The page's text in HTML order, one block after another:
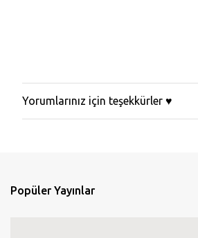
Y
o
n
Yorumlarınız için teşekkürler ♥
Popüler Yayınlar